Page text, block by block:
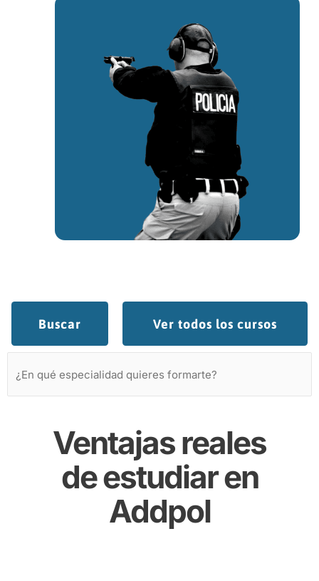
Buscar Ver todos los cursos
Ventajas reales
de estudiar en
Addpol